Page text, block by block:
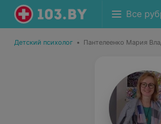
Все
Детский психолог • Пантелеенко Мария